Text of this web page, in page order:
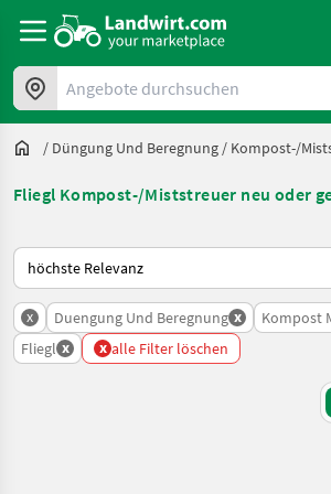
Angebote durchsuchen
/ Düngung Und Beregnung / Kompost-/
Fliegl Kompost-/Miststreuer neu oder
So wird auf Landwirt.com sortiert
x Duengung Und Beregnung x Kompost
Fliegl x x alle Filter löschen